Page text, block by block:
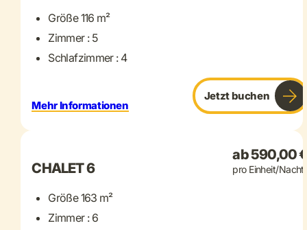
Größe 116 m²
Zimmer : 5
Schlafzimmer : 4
Mehr Informationen
Jetzt buchen
+ 22 mehr
CHALET 6
Größe 163 m²
Zimmer : 6
ab 590,00
pro Einheit/Nacht